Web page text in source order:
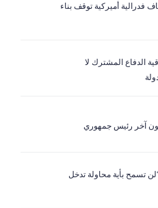
فدرالية أميركية توقف بناء
الدفاع المشترك لا
آخر رئيس جمهوري
تسمح بأية محاولة تدخل